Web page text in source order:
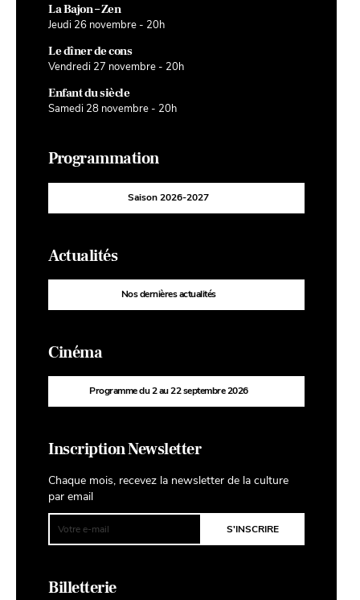
La Bajon – Zen
Jeudi 26 novembre - 20h
Le dîner de cons
Vendredi 27 novembre - 20h
Enfant du siècle
Samedi 28 novembre - 20h
Programmation
Saison 2026-2027
Actualités
Nos dernières actualités
Cinéma
Programme du 2 au 22 septembre 2026
Inscription Newsletter
Chaque mois, recevez la newsletter de la culture
par email
Billetterie